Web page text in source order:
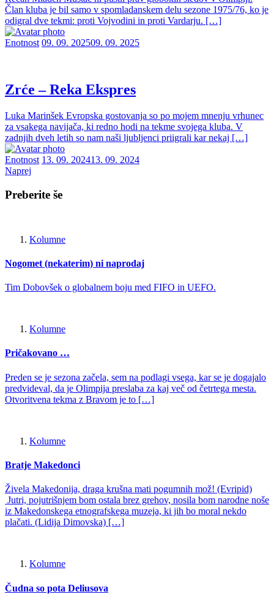
Član kluba je bil samo v spomladanskem delu sezone 1975/76, ko je
odigral dve tekmi: proti Vojvodini in proti Vardarju. […]
Enotnost 09. 09. 202509. 09. 2025
Zrće – Reka Ekspres
Luka Marinšek Evropska gostovanja so po mojem mnenju vrhunec
za vsakega navijača, ki redno hodi na tekme svojega kluba. V
zadnjih dveh letih so nam naši ljubljenci priigrali kar nekaj […]
Enotnost 13. 09. 202413. 09. 2024
Naprej
Preberite še
Kolumne
Nogomet (nekaterim) ni naprodaj
Tim Dobovšek o globalnem boju med FIFO in UEFO.
Kolumne
Pričakovano …
Preden se je sezona začela, sem na podlagi vsega, kar se je dogajalo
predvideval, da je Olimpija preslaba za kaj več od četrtega mesta.
Otvoritvena tekma z Bravom je to […]
Kolumne
Bratje Makedonci
Živela Makedonija, draga krušna mati pogumnih mož! (Evripid)
Jutri, pojutrišnjem bom ostala brez grehov, nosila bom narodne noše
iz Makedonskega etnografskega muzeja, ki jih bo moral nekdo
plačati. (Lidija Dimovska) […]
Kolumne
Čudna so pota Deliusova